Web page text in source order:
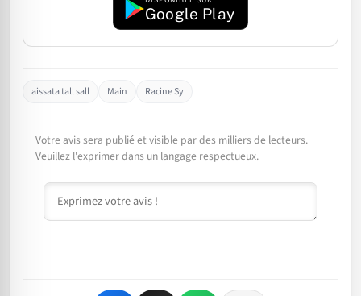
Google Play
aissata tall sall Main Racine Sy
Votre avis sera publié et visible par des milliers de lecteurs.
Veuillez l'exprimer dans un langage respectueux.
Commentaire